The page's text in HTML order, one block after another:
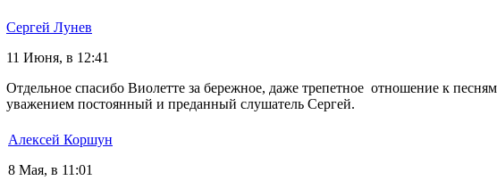
Сергей Лунев
11 Июня, в 12:41
Отдельное спасибо Виолетте за бережное, даже трепетное отношение к
уважением постоянный и преданный слушатель Сергей.
Алексей Коршун
8 Мая, в 11:01